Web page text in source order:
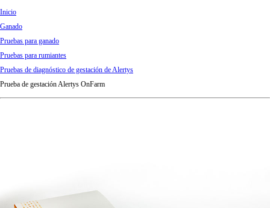
do
m
Inicio
Ganado
Pruebas para ganado
Pruebas para rumiantes
Pruebas de diagnóstico de gestación de Alertys
Prueba de gestación Alertys OnFarm